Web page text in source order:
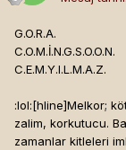
G.O.R.A.
C.O.M.İ.N.G.S.O.O.N.
C.E.M.Y.I.L.M.A.Z.
:lol:[hline]Melkor;
zalim, korkutucu.
zamanlar kitleleri